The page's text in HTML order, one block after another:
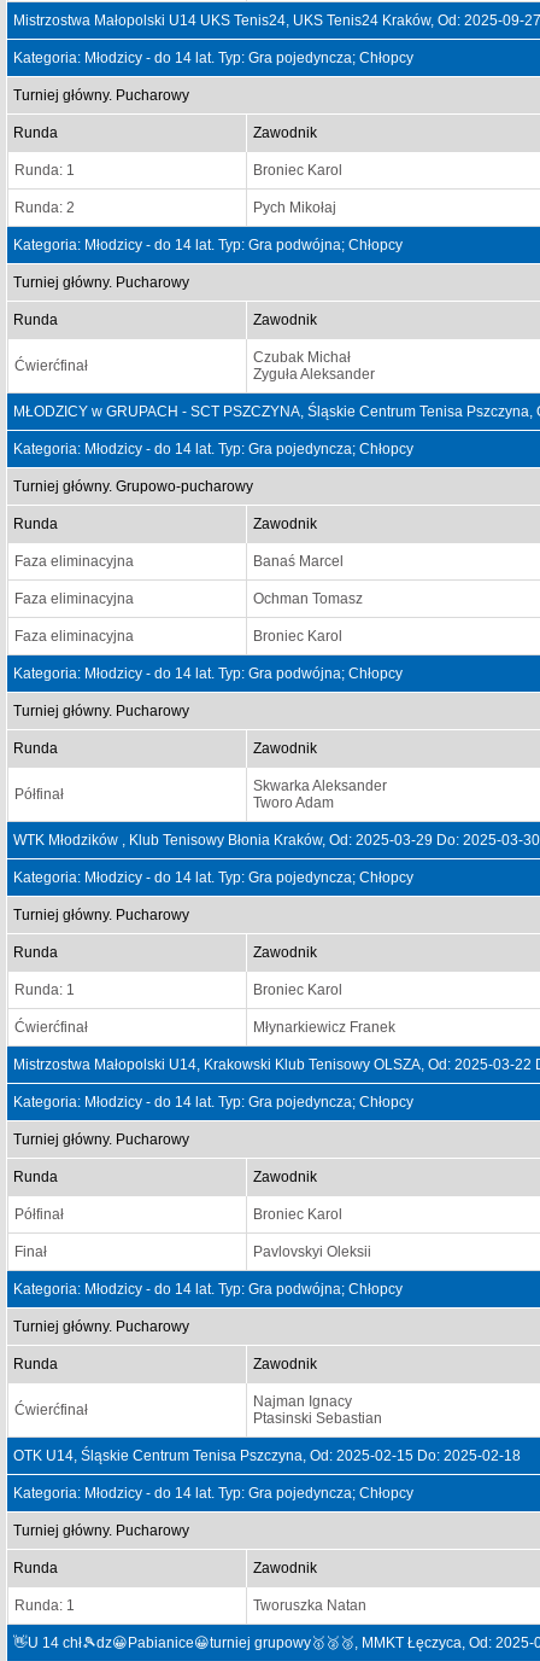
Mistrzostwa Małopolski U14 UKS Tenis24, UKS Tenis24 Kraków, Od: 2025-09-
Kategoria: Młodzicy - do 14 lat. Typ: Gra pojedyncza; Chłopcy
Turniej główny. Pucharowy
Runda Zawodnik
Runda: 1 Broniec Karol
Runda: 2 Pych Mikołaj
Kategoria: Młodzicy - do 14 lat. Typ: Gra podwójna; Chłopcy
Turniej główny. Pucharowy
Runda Zawodnik
Ćwierćfinał
Czubak Michał
Zyguła Aleksander
MŁODZICY w GRUPACH - SCT PSZCZYNA, Śląskie Centrum Tenisa
Kategoria: Młodzicy - do 14 lat. Typ: Gra pojedyncza; Chłopcy
Turniej główny. Grupowo-pucharowy
Runda Zawodnik
Faza eliminacyjna Banaś Marcel
Faza eliminacyjna Ochman Tomasz
Faza eliminacyjna Broniec Karol
Kategoria: Młodzicy - do 14 lat. Typ: Gra podwójna; Chłopcy
Turniej główny. Pucharowy
Runda Zawodnik
Półfinał
Skwarka Aleksander
Tworo Adam
WTK Młodzików , Klub Tenisowy Błonia Kraków, Od: 2025-03-29 Do: 2025-03-30
Kategoria: Młodzicy - do 14 lat. Typ: Gra pojedyncza; Chłopcy
Turniej główny. Pucharowy
Runda Zawodnik
Runda: 1 Broniec Karol
Ćwierćfinał Młynarkiewicz Franek
Mistrzostwa Małopolski U14, Krakowski Klub Tenisowy OLSZA, Od: 2025-03-22
Kategoria: Młodzicy - do 14 lat. Typ: Gra pojedyncza; Chłopcy
Turniej główny. Pucharowy
Runda Zawodnik
Półfinał Broniec Karol
Finał Pavlovskyi Oleksii
Kategoria: Młodzicy - do 14 lat. Typ: Gra podwójna; Chłopcy
Turniej główny. Pucharowy
Runda Zawodnik
Ćwierćfinał
Najman Ignacy
Ptasinski Sebastian
OTK U14, Śląskie Centrum Tenisa Pszczyna, Od: 2025-02-15 Do: 2025-02-18
Kategoria: Młodzicy - do 14 lat. Typ: Gra pojedyncza; Chłopcy
Turniej główny. Pucharowy
Runda Zawodnik
Runda: 1 Tworuszka Natan
👋U 14 chł🎾dz😀Pabianice😀turniej grupowy🥇🥈🥉, MMKT Łęczyca, Od: